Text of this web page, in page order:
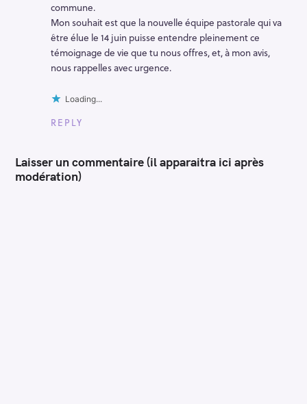
commune.
Mon souhait est que la nouvelle équipe pastorale qui va
être élue le 14 juin puisse entendre pleinement ce
témoignage de vie que tu nous offres, et, à mon avis,
nous rappelles avec urgence.
Loading...
REPLY
Laisser un commentaire (il apparaitra ici après
modération)